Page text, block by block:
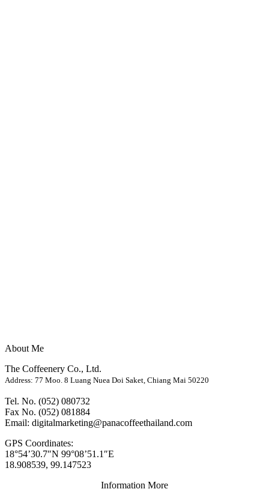
About Me
The Coffeenery Co., Ltd.
Address: 77 Moo. 8 Luang Nuea Doi Saket, Chiang Mai 50220
Tel. No. (052) 080732
Fax No. (052) 081884
Email: digitalmarketing@panacoffeethailand.com
GPS Coordinates:
18°54’30.7″N 99°08’51.1″E
18.908539, 99.147523
Information More